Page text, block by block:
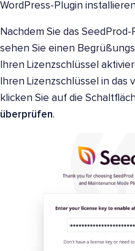
WordPress-Plugin
Nachdem Sie das
sehen Sie einen
Ihren Lizenzschlüssel
Ihren Lizenzschlüssel in
klicken Sie auf die
überprüfen.